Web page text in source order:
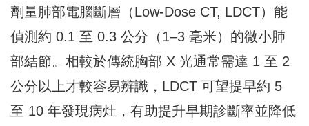
劑量肺部電腦斷層（Low-Dose CT, LDCT）能
偵測約 0.1 至 0.3 公分（1–3 毫米）的微小肺
部結節。相較於傳統胸部 X 光通常需達 1 至 2
公分以上才較容易辨識，LDCT 可望提早約 5
至 10 年發現病灶，有助提升早期診斷率並降低